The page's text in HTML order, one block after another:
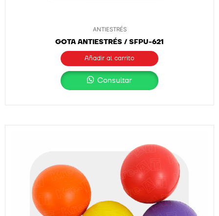
ANTIESTRÉS
GOTA ANTIESTRÉS / SFPU-621
Añadir al carrito
Consultar